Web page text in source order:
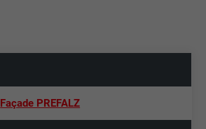
Façade PREFALZ